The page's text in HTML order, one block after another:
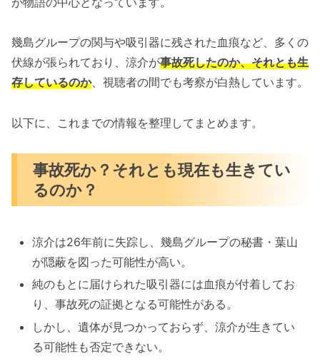
幾島グループの関与や吸引器に残された血痕など、多くの
伏線が張られており、涼介が事故死したのか、それとも生
存しているのか、視聴者の間でも考察が白熱しています。
以下に、これまでの情報を整理してまとめます。
事故死か？それとも現在も生きてい
るのか？
涼介は26年前に失踪し、幾島グループの秘書・葉山
が隠蔽を図った可能性が高い。
純のもとに届けられた吸引器には血痕が付着してお
り、事故死の証拠となる可能性がある。
しかし、遺体が見つかっておらず、涼介が生きてい
る可能性も否定できない。